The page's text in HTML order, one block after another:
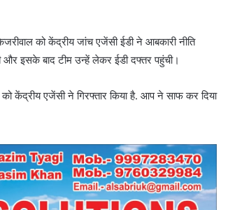
को केंद्रीय जांच एजेंसी ईडी ने आबकारी नीति
और इसके बाद टीम उन्हें लेकर ईडी दफ्तर पहुंची।
केंद्रीय एजेंसी ने गिरफ्तार किया है. आप ने साफ कर दिया